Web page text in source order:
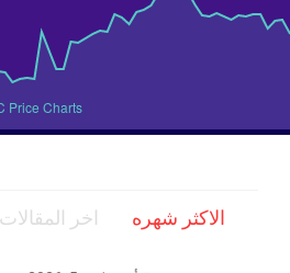
Price Charts
الاكثر شهره اخر